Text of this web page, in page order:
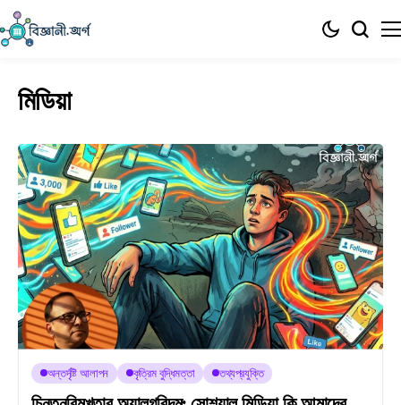
মিডিয়া
অন্তর্দৃষ্টি আলাপন কৃত্রিম বুদ্ধিমত্তা তথ্যপ্রযুক্তি